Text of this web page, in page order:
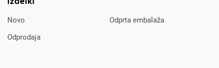
Novo
Odprta embalaža
Odprodaja